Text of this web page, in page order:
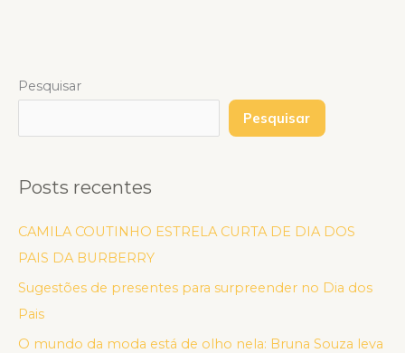
Pesquisar
Pesquisar
Posts recentes
CAMILA COUTINHO ESTRELA CURTA DE DIA DOS
PAIS DA BURBERRY
Sugestões de presentes para surpreender no Dia dos
Pais
O mundo da moda está de olho nela: Bruna Souza leva